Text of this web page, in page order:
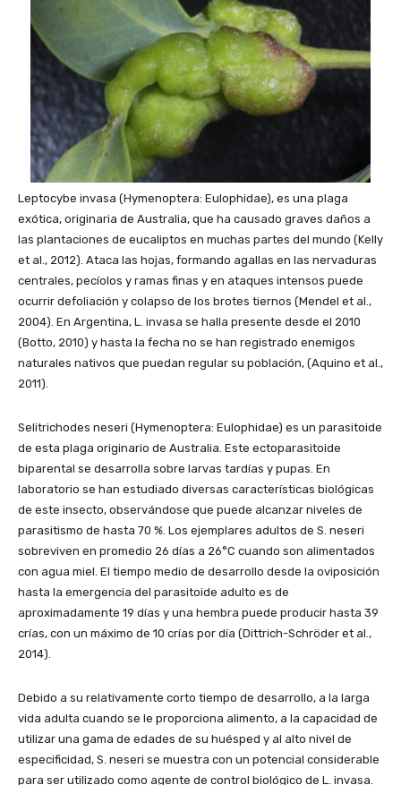
Leptocybe invasa (Hymenoptera: Eulophidae), es una plaga
exótica, originaria de Australia, que ha causado graves daños a
las plantaciones de eucaliptos en muchas partes del mundo (Kelly
et al., 2012). Ataca las hojas, formando agallas en las nervaduras
centrales, pecíolos y ramas finas y en ataques intensos puede
ocurrir defoliación y colapso de los brotes tiernos (Mendel et al.,
2004). En Argentina, L. invasa se halla presente desde el 2010
(Botto, 2010) y hasta la fecha no se han registrado enemigos
naturales nativos que puedan regular su población, (Aquino et al.,
2011).
Selitrichodes neseri (Hymenoptera: Eulophidae) es un parasitoide
de esta plaga originario de Australia. Este ectoparasitoide
biparental se desarrolla sobre larvas tardías y pupas. En
laboratorio se han estudiado diversas características biológicas
de este insecto, observándose que puede alcanzar niveles de
parasitismo de hasta 70 %. Los ejemplares adultos de S. neseri
sobreviven en promedio 26 días a 26°C cuando son alimentados
con agua miel. El tiempo medio de desarrollo desde la oviposición
hasta la emergencia del parasitoide adulto es de
aproximadamente 19 días y una hembra puede producir hasta 39
crías, con un máximo de 10 crías por día (Dittrich-Schröder et al.,
2014).
Debido a su relativamente corto tiempo de desarrollo, a la larga
vida adulta cuando se le proporciona alimento, a la capacidad de
utilizar una gama de edades de su huésped y al alto nivel de
especificidad, S. neseri se muestra con un potencial considerable
para ser utilizado como agente de control biológico de L. invasa.